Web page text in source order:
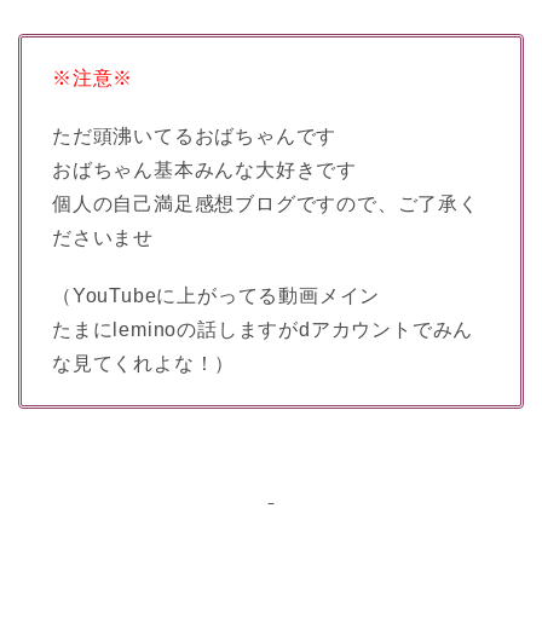
※注意※
ただ頭沸いてるおばちゃんです
おばちゃん基本みんな大好きです
個人の自己満足感想ブログですので、ご了承く
ださいませ
（YouTubeに上がってる動画メイン
たまにleminoの話しますがdアカウントでみん
な見てくれよな！）